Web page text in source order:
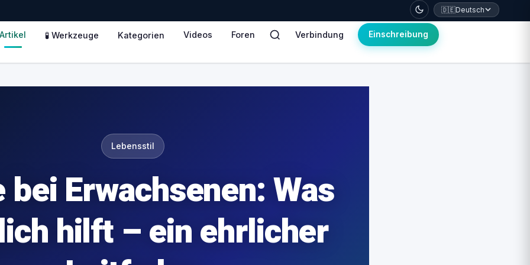
🇩🇪Deutsch
Artikel 🧪 Werkzeuge Kategorien Videos Foren Verbindung Einschreibung
Lebensstil
bei Erwachsenen: Was
hilft – ein ehrlicher